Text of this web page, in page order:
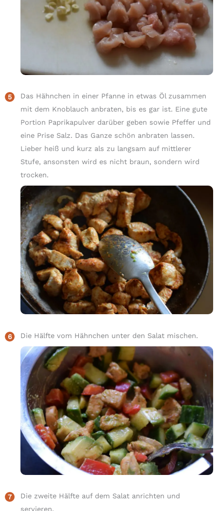
Das Hähnchen in einer Pfanne in etwas Öl zusammen
mit dem Knoblauch anbraten, bis es gar ist. Eine gute
Portion Paprikapulver darüber geben sowie Pfeffer und
eine Prise Salz. Das Ganze schön anbraten lassen.
Lieber heiß und kurz als zu langsam auf mittlerer
Stufe, ansonsten wird es nicht braun, sondern wird
trocken.
Die Hälfte vom Hähnchen unter den Salat mischen.
Die zweite Hälfte auf dem Salat anrichten und
servieren.